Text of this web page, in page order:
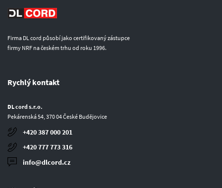
Firma DL cord působí jako certifikovaný zástupce
firmy NRF na českém trhu od roku 1996.
Rychlý kontakt
DL cord s.r.o.
Pekárenská 54, 370 04 České Budějovice
+420 387 000 201
+420 777 773 316
info@dlcord.cz